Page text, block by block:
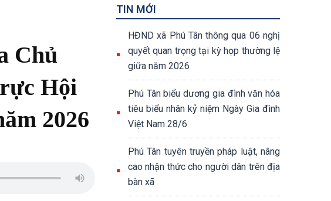
Chủ
Hội
2026
TIN MỚI
HĐND xã Phú Tân thông qua 06 nghị
quyết quan trọng tại kỳ họp thường lệ
giữa năm 2026
Phú Tân biểu dương gia đình văn hóa
tiêu biểu nhân kỷ niệm Ngày Gia đình
Việt Nam 28/6
Phú Tân tuyên truyền pháp luật, nâng
cao nhận thức cho người dân trên địa
bàn xã